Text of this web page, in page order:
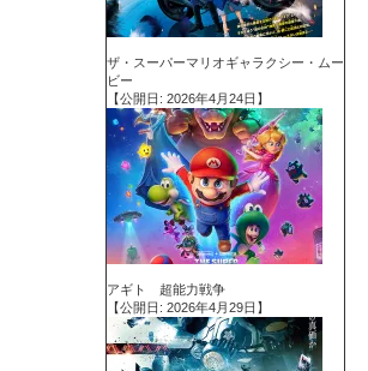
ザ・スーパーマリオギャラクシー・ムー
ビー
【公開日: 2026年4月24日】
アギト 超能力戦争
【公開日: 2026年4月29日】